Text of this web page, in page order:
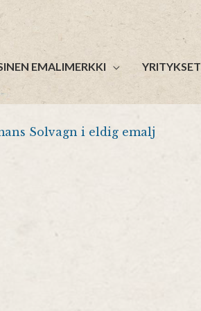
EMALIMERKKI YRITYKSET